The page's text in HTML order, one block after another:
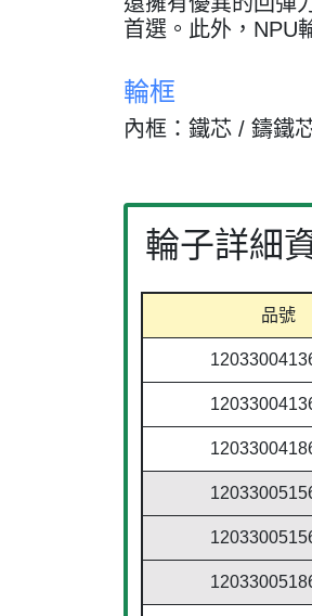
首選。此外，NPU
輪框
內框：鐵芯 / 鑄鐵
輪子詳細
品號